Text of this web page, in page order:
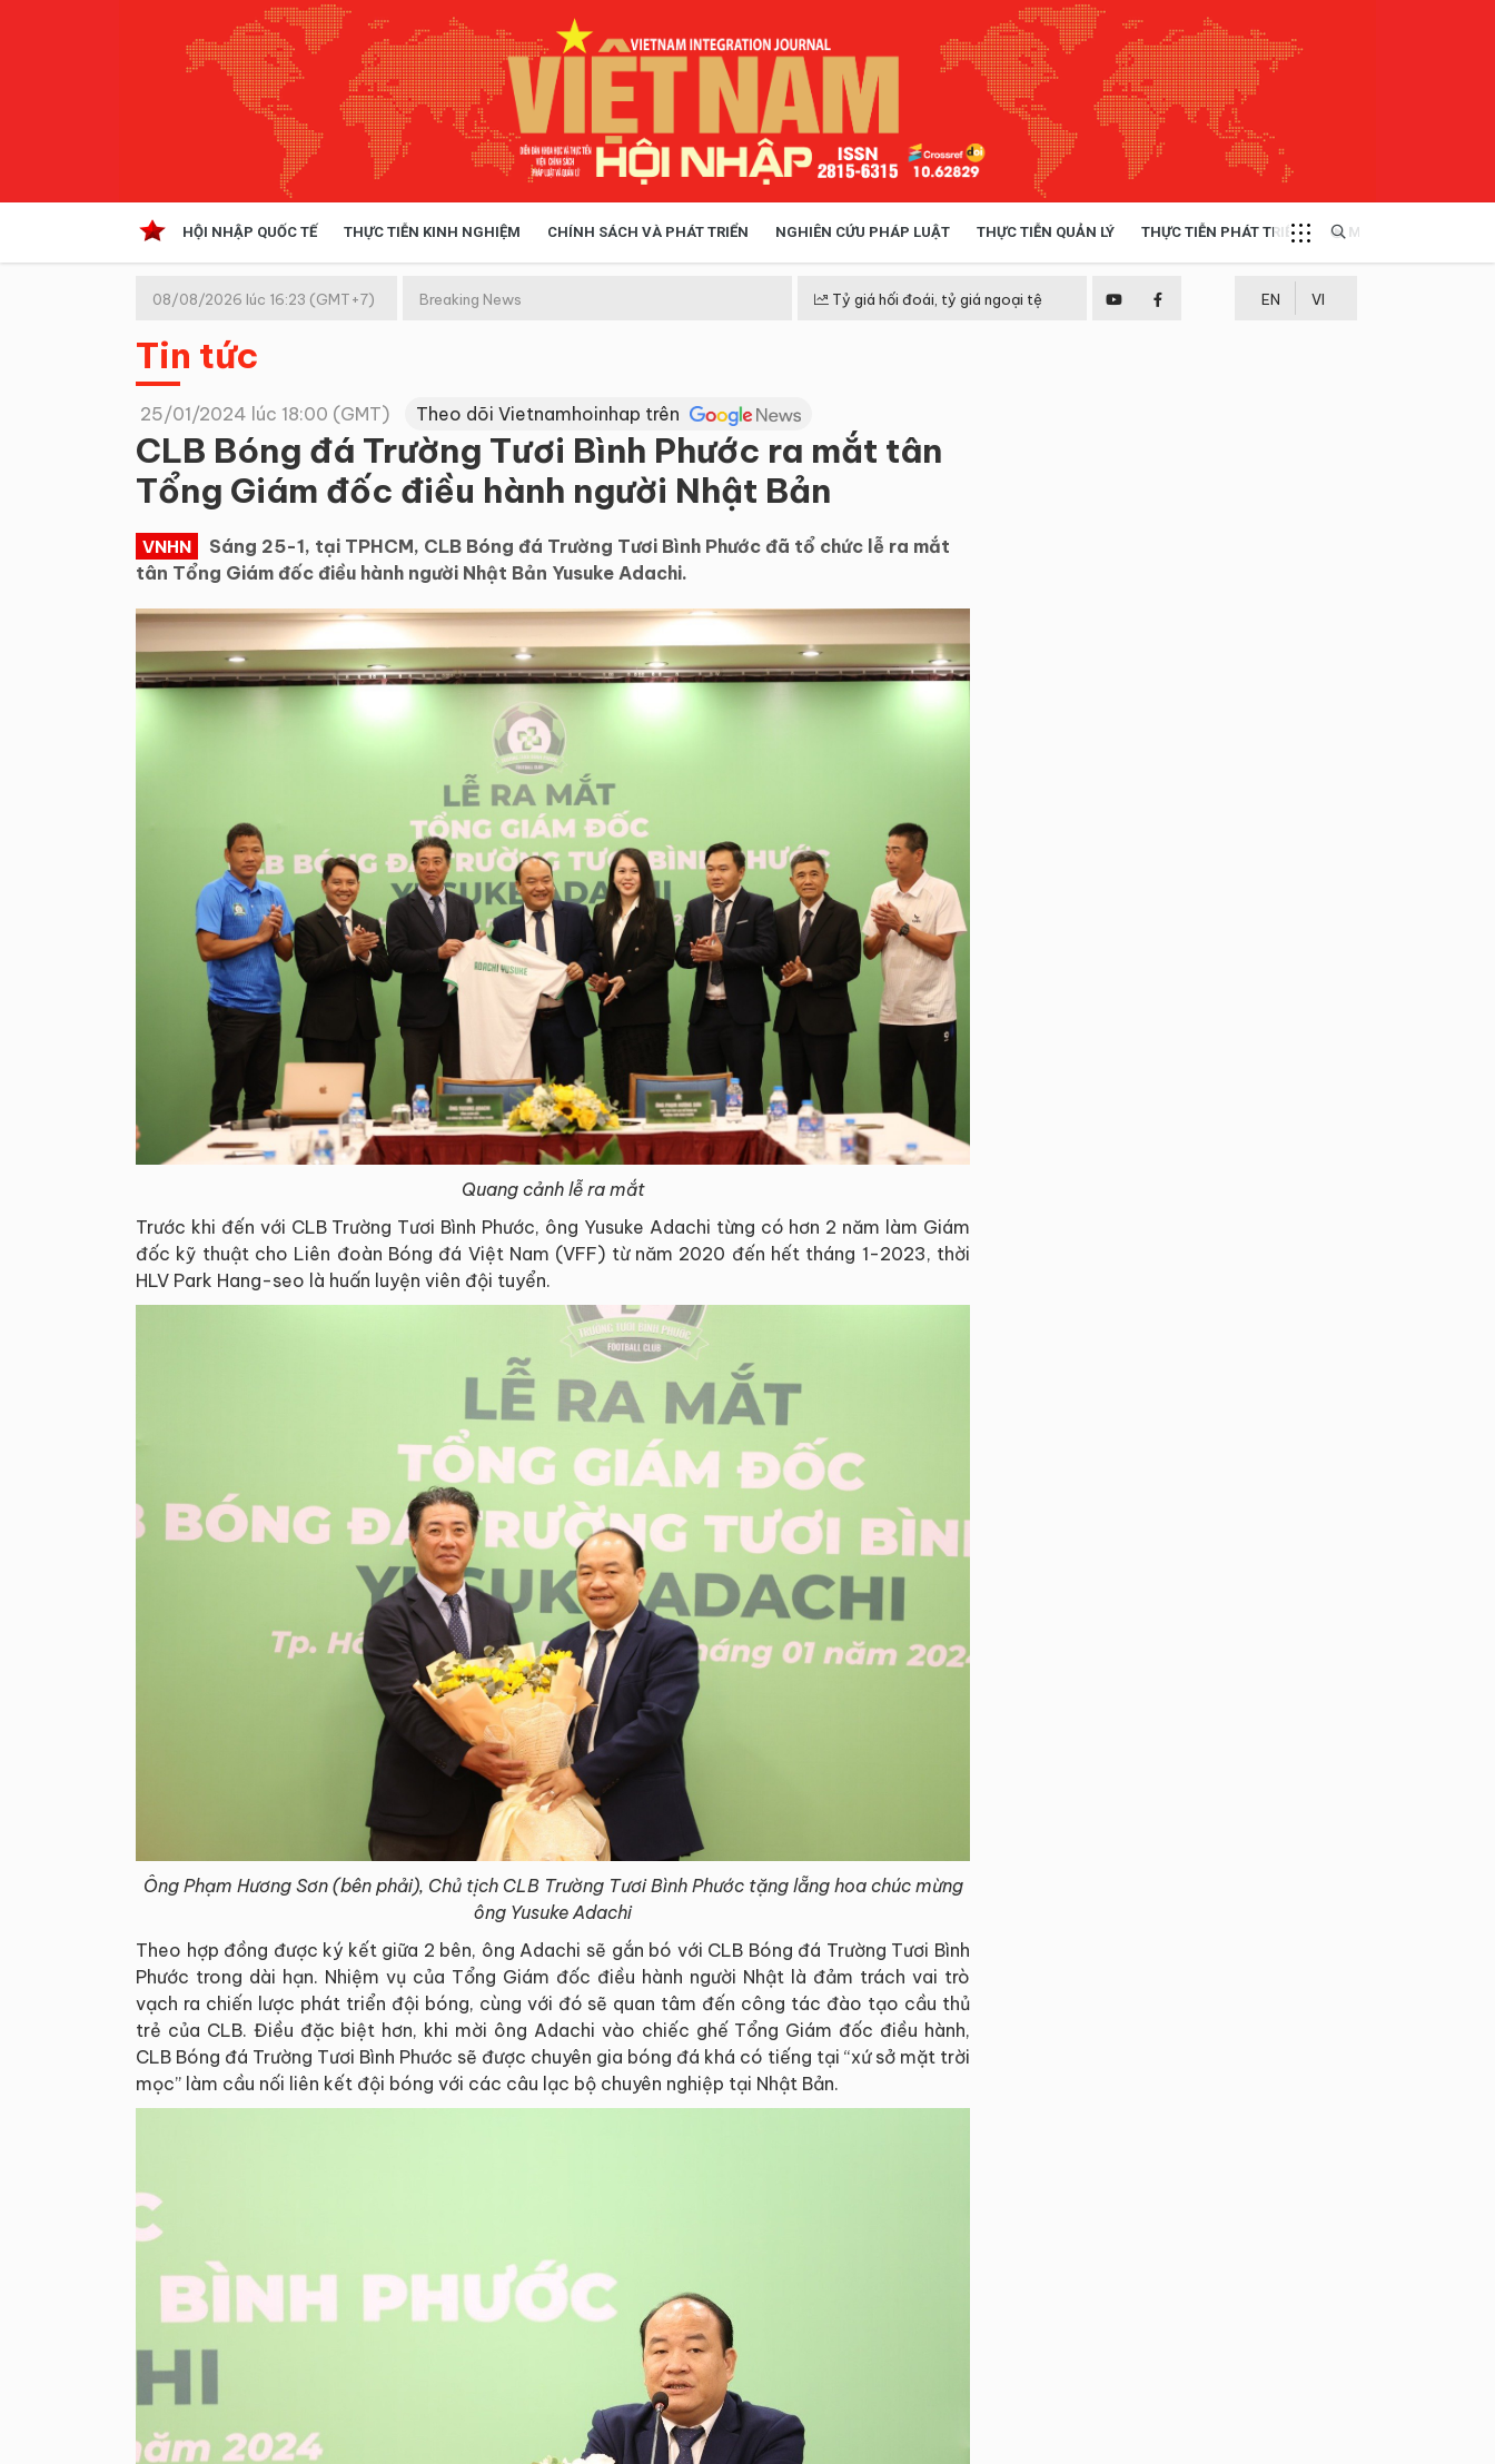
HỘI NHẬP QUỐC TẾ THỰC TIỄN KINH NGHIỆM CHÍNH SÁCH VÀ PHÁT TRIỂN NGHIÊN CỨU PHÁP LUẬT THỰC TIỄN QUẢN LÝ THỰC TIỄN PHÁT TRIỂN MULTIMEDIA
Kinh tế hội nhập
Doanh nghiệp
08/08/2026 lúc 16:23 (GMT+7) Breaking News Tỷ giá hối đoái, tỷ giá ngoại tệ EN VI
Tin tức
25/01/2024 lúc 18:00 (GMT) Theo dõi Vietnamhoinhap trên
CLB Bóng đá Trường Tươi Bình Phước ra mắt tân
Tổng Giám đốc điều hành người Nhật Bản
VNHN
Sáng 25-1, tại TPHCM, CLB Bóng đá Trường Tươi Bình Phước đã tổ chức lễ ra mắt
tân Tổng Giám đốc điều hành người Nhật Bản Yusuke Adachi.
Quang cảnh lễ ra mắt
Trước khi đến với CLB Trường Tươi Bình Phước, ông Yusuke Adachi từng có hơn 2 năm làm Giám
đốc kỹ thuật cho Liên đoàn Bóng đá Việt Nam (VFF) từ năm 2020 đến hết tháng 1-2023, thời
HLV Park Hang-seo là huấn luyện viên đội tuyển.
Ông Phạm Hương Sơn (bên phải), Chủ tịch CLB Trường Tươi Bình Phước tặng lẵng hoa chúc mừng
ông Yusuke Adachi
Theo hợp đồng được ký kết giữa 2 bên, ông Adachi sẽ gắn bó với CLB Bóng đá Trường Tươi Bình
Phước trong dài hạn. Nhiệm vụ của Tổng Giám đốc điều hành người Nhật là đảm trách vai trò
vạch ra chiến lược phát triển đội bóng, cùng với đó sẽ quan tâm đến công tác đào tạo cầu thủ
trẻ của CLB. Điều đặc biệt hơn, khi mời ông Adachi vào chiếc ghế Tổng Giám đốc điều hành,
CLB Bóng đá Trường Tươi Bình Phước sẽ được chuyên gia bóng đá khá có tiếng tại “xứ sở mặt trời
mọc” làm cầu nối liên kết đội bóng với các câu lạc bộ chuyên nghiệp tại Nhật Bản.